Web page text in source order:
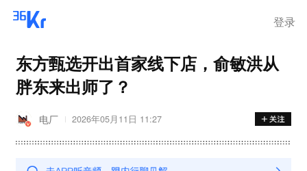
登录
东方甄选开出首家线下店，俞敏洪从
胖东来出师了？
电厂 2026年05月11日 11:27